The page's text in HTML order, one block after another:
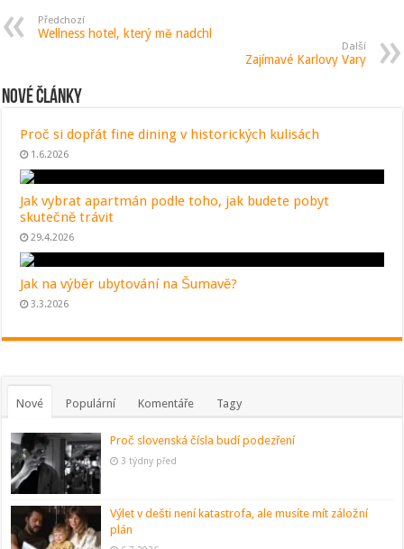
Předchozí
Wellness hotel, který mě nadchl
Další
Zajímavé Karlovy Vary
Nové články
Proč si dopřát fine dining v historických kulisách
1.6.2026
Jak vybrat apartmán podle toho, jak budete pobyt
skutečně trávit
29.4.2026
Jak na výběr ubytování na Šumavě?
3.3.2026
Nové Populární Komentáře Tagy
Proč slovenská čísla budí podezření
3 týdny před
Výlet v dešti není katastrofa, ale musíte mít záložní
plán